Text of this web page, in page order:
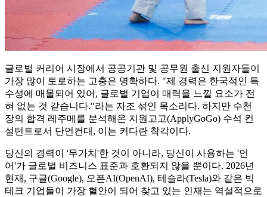
글로벌 커리어 시장에서 공공기관 및 공무원 출신 지원자들이
가장 많이 토로하는 고충은 명확하다. "제 경력은 한국적인 특
수성에 매몰되어 있어, 글로벌 기업이 매력을 느낄 요소가 전
혀 없는 것 같습니다."라는 자조 섞인 목소리다. 하지만 수천
장의 합격 레주메를 분석해온 지원고고(ApplyGoGo) 수석 컨
설턴트로서 단언컨대, 이는 커다란 착각이다.
당신의 경력이 '무가치'한 것이 아니라, 당신이 사용하는 '언
어'가 글로벌 비즈니스 표준과 호환되지 않을 뿐이다. 2026년
현재, 구글(Google), 오픈AI(OpenAI), 테슬라(Tesla)와 같은 빅
테크 기업들이 가장 혈안이 되어 찾고 있는 인재는 역설적으로